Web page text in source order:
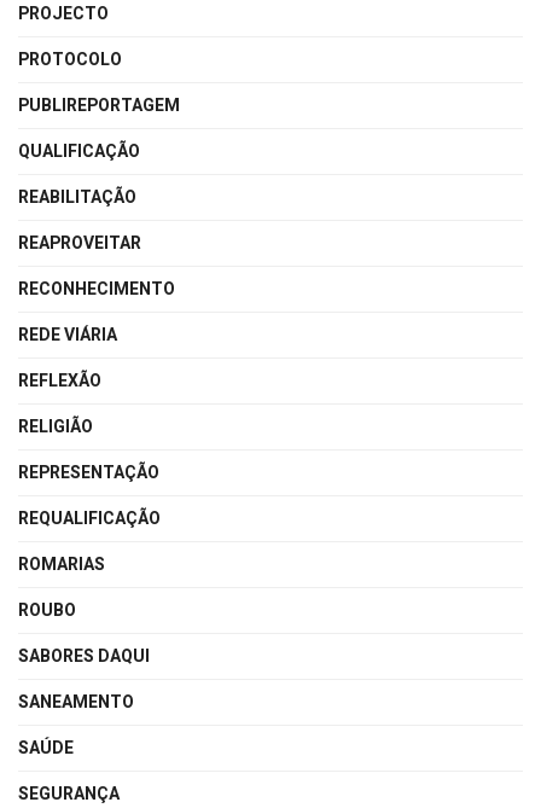
PROJECTO
PROTOCOLO
PUBLIREPORTAGEM
QUALIFICAÇÃO
REABILITAÇÃO
REAPROVEITAR
RECONHECIMENTO
REDE VIÁRIA
REFLEXÃO
RELIGIÃO
REPRESENTAÇÃO
REQUALIFICAÇÃO
ROMARIAS
ROUBO
SABORES DAQUI
SANEAMENTO
SAÚDE
SEGURANÇA